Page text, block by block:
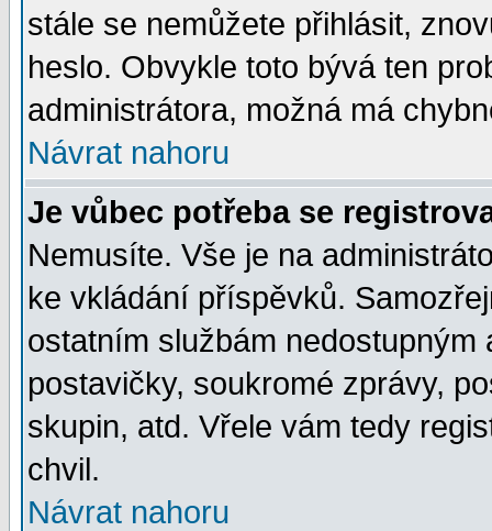
stále se nemůžete přihlásit,
heslo. Obvykle toto bývá ten
administrátora, možná má
Návrat nahoru
Je vůbec potřeba se
Nemusíte. Vše je na
ke vkládání příspěvků.
ostatním službám
postavičky, soukromé zprávy,
skupin, atd. Vřele vám tedy
chvil.
Návrat nahoru